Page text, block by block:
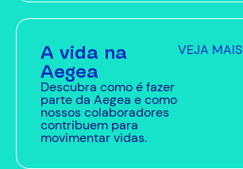
A vida na
Aegea
Descubra como é fazer
parte da Aegea e como
nossos colaboradores
contribuem para
movimentar vidas.
VEJA MAIS